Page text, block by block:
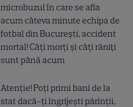
microbuzul în care se afla
acum câteva minute echipa de
fotbal din București, accident
mortal! Câți morți și câți răniți
sunt până acum
Atenție! Poți primi bani de la
stat dacă-ți îngrijești părinții,